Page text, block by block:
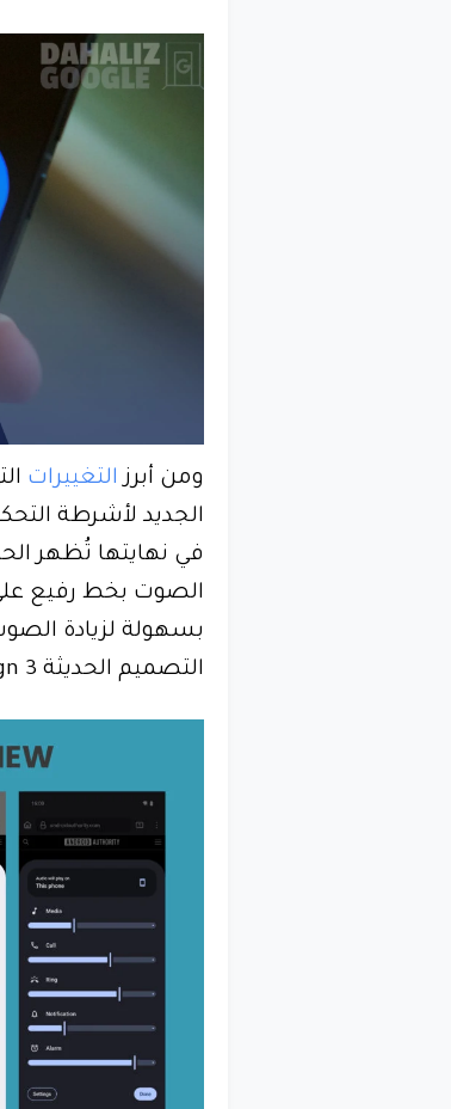
ومن أبرز التغييرات
الجديد لأشرطة
في نهايتها تُظهر
الصوت بخط رفيع
بسهولة لزيادة
التصميم الحديثة Material Design 3 والتي تعتمدها جوجل.